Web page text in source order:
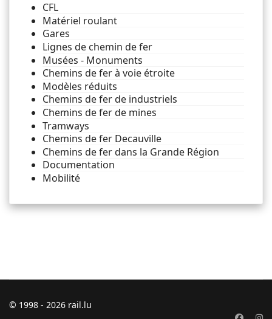
CFL
Matériel roulant
Gares
Lignes de chemin de fer
Musées - Monuments
Chemins de fer à voie étroite
Modèles réduits
Chemins de fer de industriels
Chemins de fer de mines
Tramways
Chemins de fer Decauville
Chemins de fer dans la Grande Région
Documentation
Mobilité
© 1998 - 2026 rail.lu